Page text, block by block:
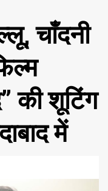
चाँदनी
की शूटिंग
में